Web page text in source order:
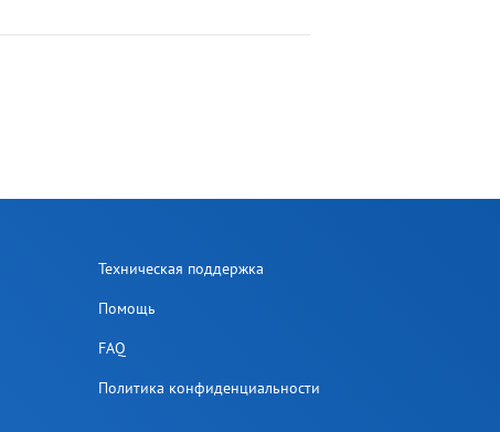
Техническая поддержка
Помощь
FAQ
Политика конфиденциальности